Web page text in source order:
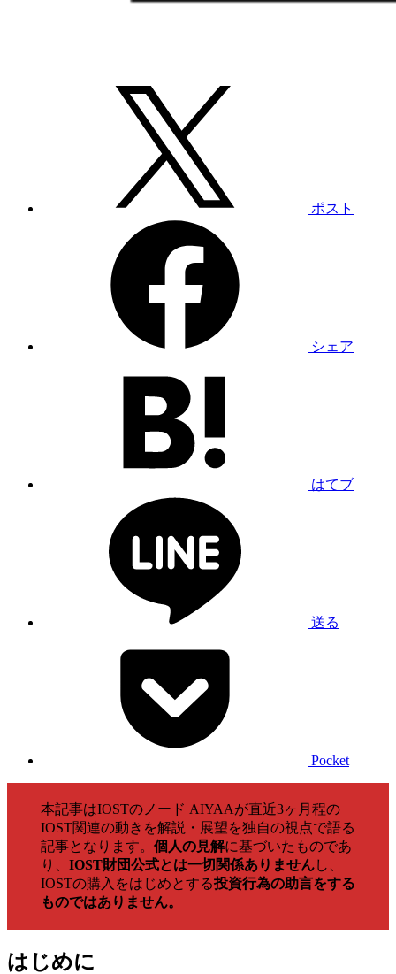
ポスト
シェア
はてブ
送る
Pocket
本記事はIOSTのノード AIYAAが直近3ヶ月程の
IOST関連の動きを解説・展望を独自の視点で語る
記事となります。 個人の見解に基づいたものであ
り、 IOST財団公式とは一切関係ありませんし、
IOSTの購入をはじめとする投資行為の助言をする
ものではありません。
はじめに